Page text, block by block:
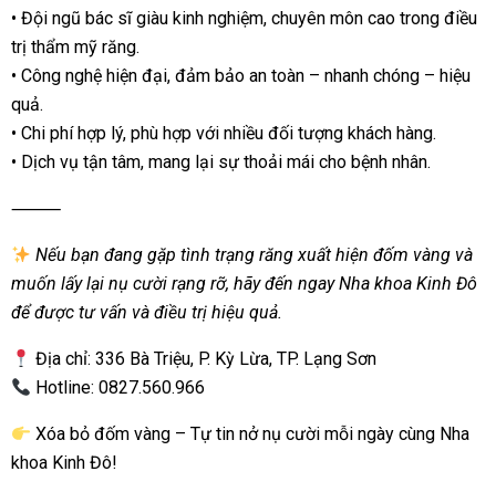
• Đội ngũ bác sĩ giàu kinh nghiệm, chuyên môn cao trong điều
trị thẩm mỹ răng.
• Công nghệ hiện đại, đảm bảo an toàn – nhanh chóng – hiệu
quả.
• Chi phí hợp lý, phù hợp với nhiều đối tượng khách hàng.
• Dịch vụ tận tâm, mang lại sự thoải mái cho bệnh nhân.
⸻
Nếu bạn đang gặp tình trạng răng xuất hiện đốm vàng và
muốn lấy lại nụ cười rạng rỡ, hãy đến ngay Nha khoa Kinh Đô
để được tư vấn và điều trị hiệu quả.
Địa chỉ: 336 Bà Triệu, P. Kỳ Lừa, TP. Lạng Sơn
Hotline: 0827.560.966
Xóa bỏ đốm vàng – Tự tin nở nụ cười mỗi ngày cùng Nha
khoa Kinh Đô!